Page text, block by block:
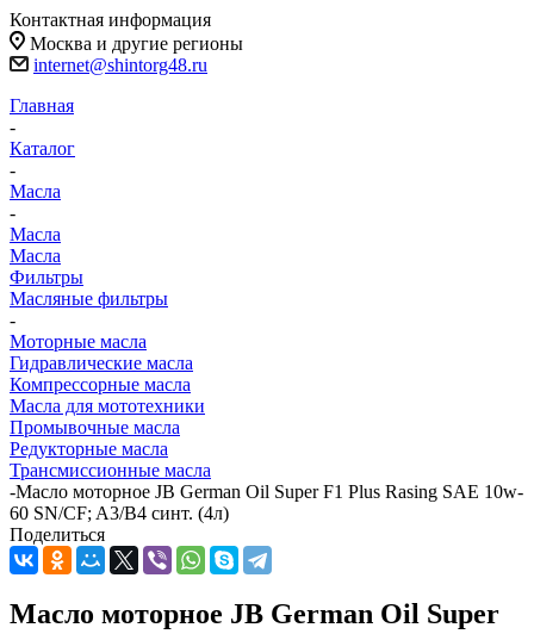
Контактная информация
Москва и другие регионы
internet@shintorg48.ru
Главная
-
Каталог
-
Масла
-
Масла
Масла
Фильтры
Масляные фильтры
-
Моторные масла
Гидравлические масла
Компрессорные масла
Масла для мототехники
Промывочные масла
Редукторные масла
Трансмиссионные масла
-Масло моторное JB German Oil Super F1 Plus Rasing SAE 10w-
60 SN/CF; A3/B4 синт. (4л)
Поделиться
Масло моторное JB German Oil Super